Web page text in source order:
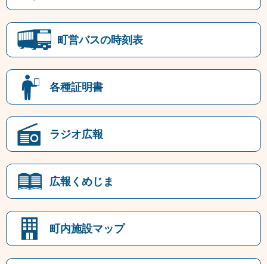
町営バスの時刻表
各種証明書
ラジオ広報
広報くめじま
町内施設マップ